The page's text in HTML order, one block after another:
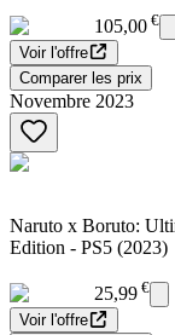
105,00 €
Voir l'offre
Comparer les prix
Novembre 2023
Naruto x Boruto:
Edition - PS5 (2023)
25,99 €
Voir l'offre